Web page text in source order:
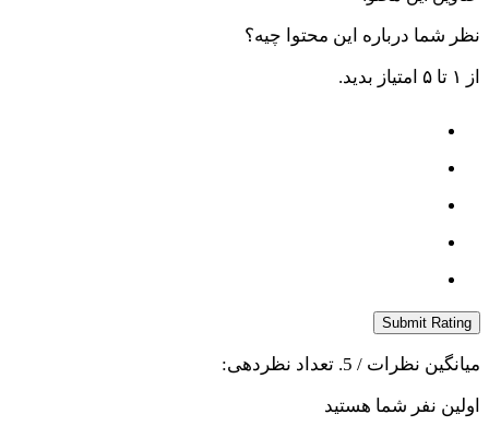
نظر شما درباره این محتوا چیه؟
از ۱ تا ۵ امتیاز بدید.
Submit Rating
میانگین نظرات / 5. تعداد نظردهی:
اولین نفر شما هستید